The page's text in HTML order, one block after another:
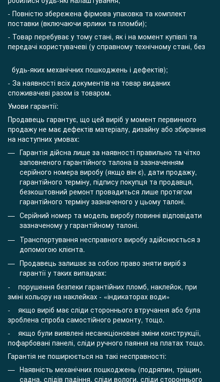
- Повністю збережена фірмова упаковка та комплект
поставки (включаючи ярлики та пломби);
- Товар перебуває у тому стані, як і на момент купівлі та
передачі користувачеві (у справному технічному стані, без
будь-яких механічних пошкоджень і дефектів);
- За наявності всіх документів на товар виданих
споживачеві разом із товаром.
Умови гарантії:
Продавець гарантує, що цей виріб у момент первинного
продажу не має дефектів матеріалу, дизайну або збирання
на наступних умовах:
Гарантія дійсна лише за наявності правильно та чітко
заповненого гарантійного талона із зазначенням
серійного номера виробу (якщо він є), дати продажу,
гарантійного терміну, підпису покупця та продавця,
безкоштовний ремонт провадиться лише протягом
гарантійного терміну зазначеного у цьому талоні.
Серійний номер та модель виробу повинні відповідати
зазначеному у гарантійному талоні.
Транспортування несправного виробу здійснюється з
допомогою клієнта.
Продавець залишає за собою право зняти виріб з
гарантії у таких випадках:
- порушення безпеки гарантійних пломб, наклейок, при
зміні кольору на наклейках - «індикаторах води»
- якщо виріб має сліди стороннього втручання або була
зроблена спроба самостійного ремонту, тощо.
- якщо були виявлені несанкціоновані зміни конструкції,
пофарбовані панелі, сліди ручного паяння на платах тощо.
Гарантія не поширюється на такі несправності:
Наявність механічних пошкоджень (подряпин, тріщин,
садна, слідів падіння, сліди вологи, сліди стороннього